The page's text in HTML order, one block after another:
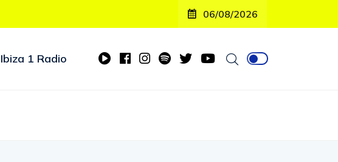
06/08/2026
Ibiza 1 Radio